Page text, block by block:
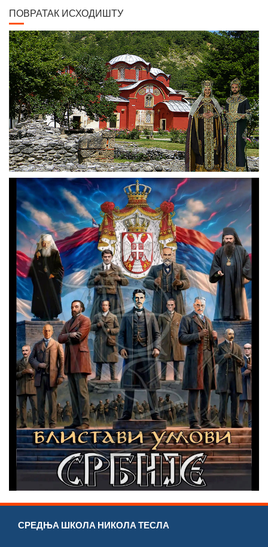
ПОВРАТАК ИСХОДИШТУ
СРЕДЊА ШКОЛА НИКОЛА ТЕСЛА